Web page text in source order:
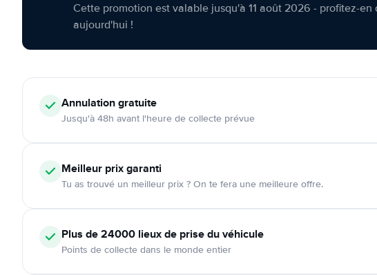
Cette promotion est valable jusqu'à 11 août 2026 - profitez-en
aujourd'hui !
Annulationgratuite
Jusqu'à 48h avant l'heure de collecte prévue
Meilleur prix garanti
Tu as trouvé un meilleur prix ? On te fera une meilleure offre.
Plus de 24000 lieux de prise du véhicule
Points de collecte dans le monde entier